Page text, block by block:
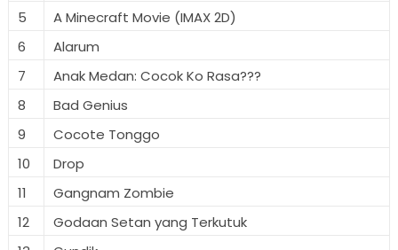
5
A Minecraft Movie (IMAX 2D)
6
Alarum
7
Anak Medan: Cocok Ko Rasa???
8
Bad Genius
9
Cocote Tonggo
10
Drop
11
Gangnam Zombie
12
Godaan Setan yang Terkutuk